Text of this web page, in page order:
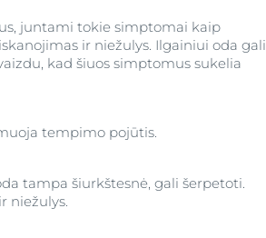
juntami tokie simptomai kaip
ir niežulys. Ilgainiui oda gali
kad šiuos simptomus sukelia
tempimo pojūtis.
tampa šiurkštesnė, gali šerpetoti.
niežulys.